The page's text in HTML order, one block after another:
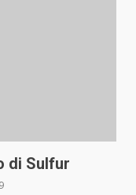
di Sulfur